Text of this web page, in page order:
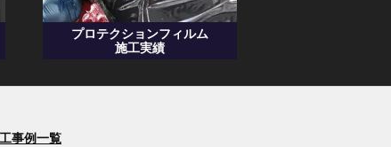
プロテクションフィルム
施工実績
事例一覧